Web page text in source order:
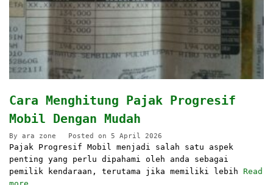
Cara Menghitung Pajak Progresif
Mobil Dengan Mudah
By ara zone Posted on 5 April 2026
Pajak Progresif Mobil menjadi salah satu aspek
penting yang perlu dipahami oleh anda sebagai
pemilik kendaraan, terutama jika memiliki lebih Read